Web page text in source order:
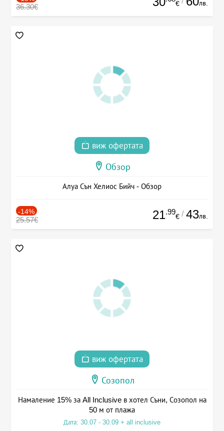
36.30€ € лв.
виж офертата
Обзор
Алуа Сън Хелиос Бийч - Обзор
-14%
25.57€ 21.99
€ / 43лв.
виж офертата
Созопол
Намаление 15% за All Inclusive в хотел Съни, Созопол на
50 м от плажа
Дата: 30.07 - 30.09 + all inclusive